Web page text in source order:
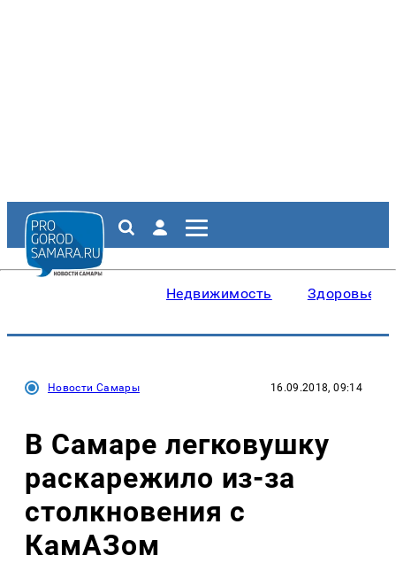
Недвижимость Здоровье
Новости Самары 16.09.2018, 09:14
В Самаре легковушку
раскарежило из-за
столкновения с
КамАЗом